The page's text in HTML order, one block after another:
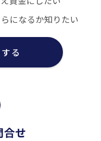
になるか知りたい
る
合せ